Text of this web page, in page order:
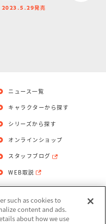
2023.5.29発売
ニュース一覧
キャラクターから探す
シリーズから探す
オンラインショップ
スタッフブログ
WEB取説
個人情報保護方針
such as cookies to
content and ads.
about how we use